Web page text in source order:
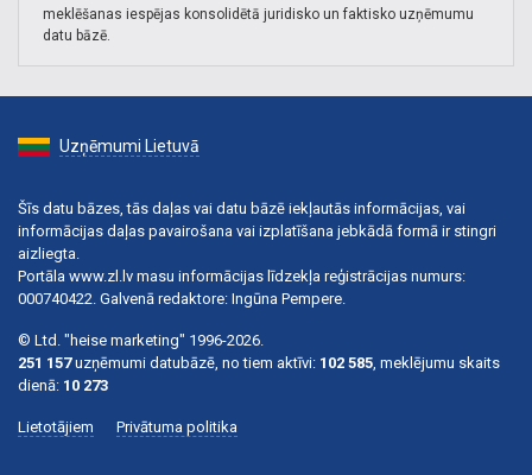
meklēšanas iespējas konsolidētā juridisko un faktisko uzņēmumu
datu bāzē.
Uzņēmumi Lietuvā
Šīs datu bāzes, tās daļas vai datu bāzē iekļautās informācijas, vai
informācijas daļas pavairošana vai izplatīšana jebkādā formā ir stingri
aizliegta.
Portāla www.zl.lv masu informācijas līdzekļa reģistrācijas numurs:
000740422. Galvenā redaktore: Ingūna Pempere.
© Ltd. "heise marketing" 1996-2026.
251 157uzņēmumi datubāzē, no tiem aktīvi: 102 585, meklējumu skaits
dienā: 10 273
Lietotājiem Privātuma politika